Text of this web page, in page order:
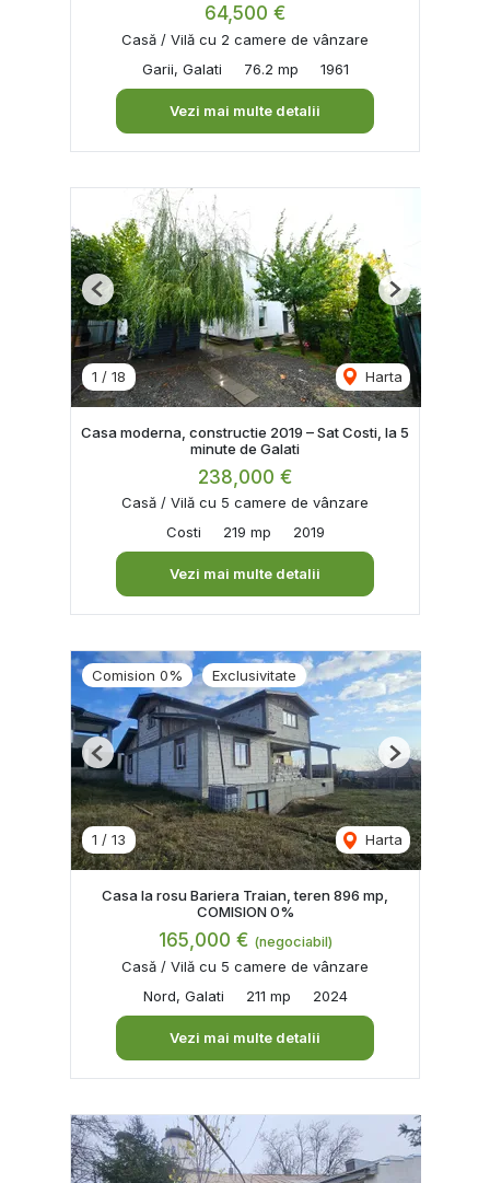
64,500 €
Casă / Vilă cu 2 camere de vânzare
Garii, Galati
76.2 mp 1961
Vezi mai multe detalii
1 / 18 Harta
Previous Next
Casa moderna, constructie 2019 – Sat Costi, la 5
minute de Galati
238,000 €
Casă / Vilă cu 5 camere de vânzare
Costi
219 mp 2019
Vezi mai multe detalii
Comision 0% Exclusivitate
1 / 13 Harta
Previous Next
Casa la rosu Bariera Traian, teren 896 mp,
COMISION 0%
165,000 € (negociabil)
Casă / Vilă cu 5 camere de vânzare
Nord, Galati
211 mp 2024
Vezi mai multe detalii